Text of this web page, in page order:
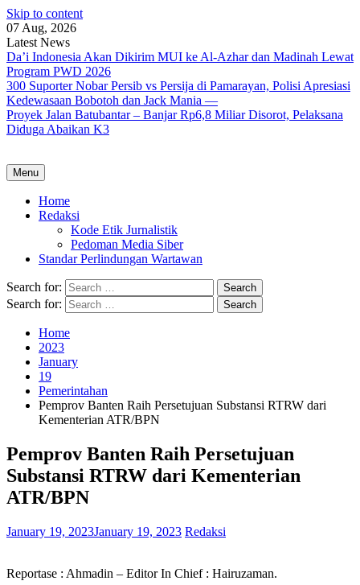
Skip to content
07 Aug, 2026
Latest News
Da’i Indonesia Akan Dikirim MUI ke Al-Azhar dan Madinah Lewat
Program PWD 2026
300 Suporter Nobar Persib vs Persija di Pamarayan, Polisi Apresiasi
Kedewasaan Bobotoh dan Jack Mania —
Proyek Jalan Batubantar – Banjar Rp6,8 Miliar Disorot, Pelaksana
Diduga Abaikan K3
Menu
Home
Redaksi
Kode Etik Jurnalistik
Pedoman Media Siber
Standar Perlindungan Wartawan
Search for:
Search for:
Home
2023
January
19
Pemerintahan
Pemprov Banten Raih Persetujuan Substansi RTRW dari
Kementerian ATR/BPN
Pemprov Banten Raih Persetujuan
Substansi RTRW dari Kementerian
ATR/BPN
January 19, 2023January 19, 2023 Redaksi
Reportase : Ahmadin – Editor In Chief : Hairuzaman.